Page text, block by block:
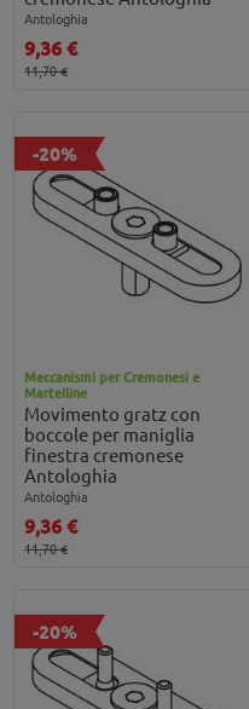
Antologhia
9,36 €
11,70 €
-20%
Meccanismi per Cremonesi e
Martelline
Movimento gratz con
boccole per maniglia
finestra cremonese
Antologhia
Antologhia
9,36 €
11,70 €
-20%